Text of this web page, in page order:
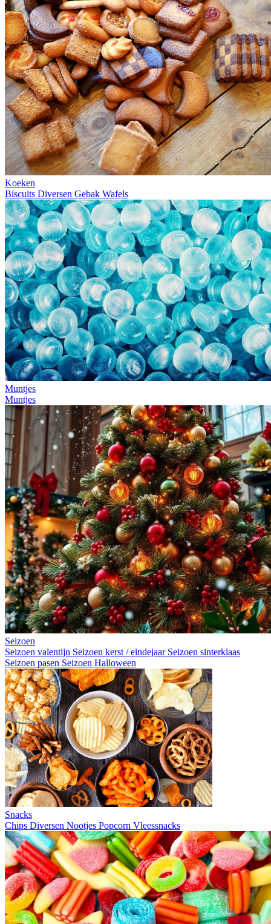
Koeken
Biscuits Diversen Gebak Wafels
Muntjes
Muntjes
Seizoen
Seizoen valentijn Seizoen kerst / eindejaar Seizoen sinterklaas
Seizoen pasen Seizoen Halloween
Snacks
Chips Diversen Nootjes Popcorn Vleessnacks